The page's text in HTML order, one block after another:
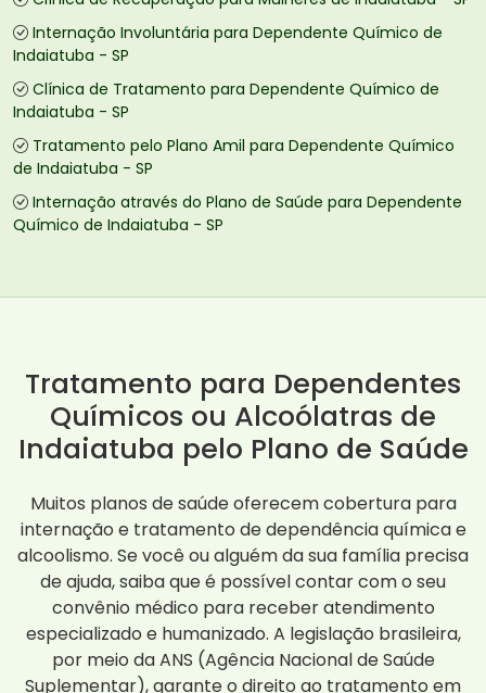
Internação Involuntária para Dependente Químico de
Indaiatuba - SP
Clínica de Tratamento para Dependente Químico de
Indaiatuba - SP
Tratamento pelo Plano Amil para Dependente Químico
de Indaiatuba - SP
Internação através do Plano de Saúde para Dependente
Químico de Indaiatuba - SP
Tratamento para Dependentes
Químicos ou Alcoólatras de
Indaiatuba pelo Plano de Saúde
Muitos planos de saúde oferecem cobertura para
internação e tratamento de dependência química e
alcoolismo. Se você ou alguém da sua família precisa
de ajuda, saiba que é possível contar com o seu
convênio médico para receber atendimento
especializado e humanizado. A legislação brasileira,
por meio da ANS (Agência Nacional de Saúde
Suplementar), garante o direito ao tratamento em